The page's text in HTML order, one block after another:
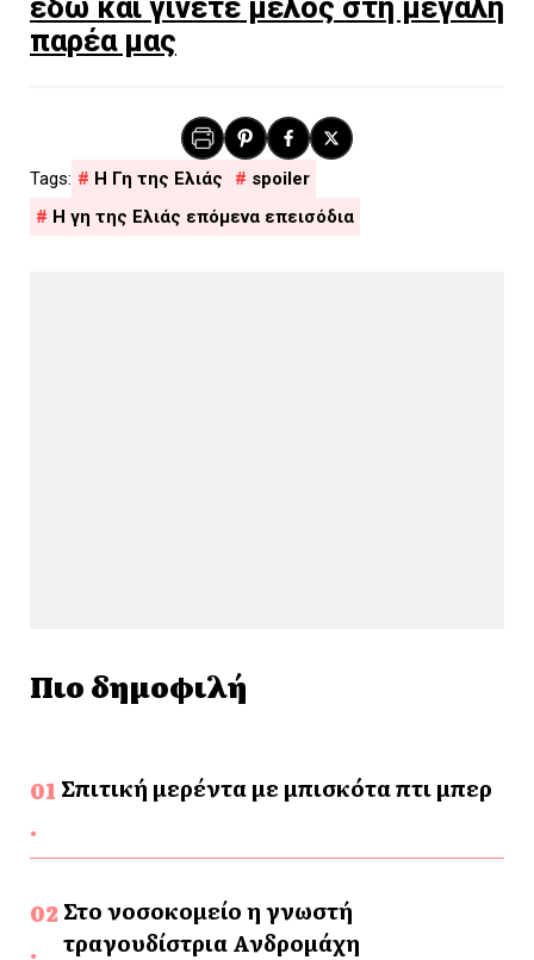
παρέα μας
H Γη της Ελιάς
spoiler
Η γη της Ελιάς επόμενα επεισόδια
Πιο δημοφιλή
Σπιτική μερέντα με μπισκότα πτι μπερ
Στο νοσοκομείο η γνωστή
τραγουδίστρια Ανδρομάχη